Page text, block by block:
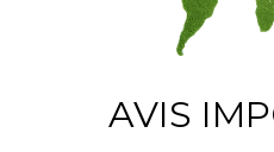
AVIS